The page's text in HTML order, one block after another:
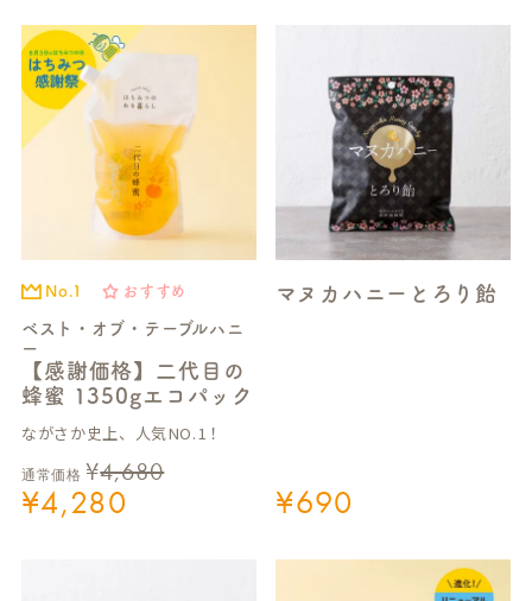
No.1 おすすめ
ベスト・オブ・テーブルハニ
ー
【感謝価格】二代目の
蜂蜜 1350gエコパック
ながさか史上、人気NO.1！
通常価格 ¥4,680
¥4,280
マヌカハニーとろり飴
¥690